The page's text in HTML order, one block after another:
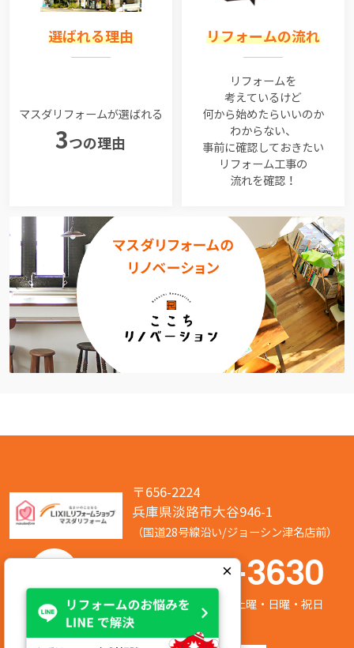
選ばれる理由
マスダリフォームが選ばれる
3つの理由
リフォームの流れ
リフォームを
考えているけど
何から始めたらいいのか
わからない、
事前に確認しておきたい
リフォーム工事の
流れを確認！
〒656-2224
兵庫県淡路市大谷946-1
（国道28号線沿い/ジョーシン津名店前）
050-7586-3630
営業時間:8:00～17:00 定休日:第2/第4土曜・日曜・祝日
×